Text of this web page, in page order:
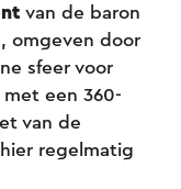
van de baron
omgeven door
sfeer voor
een 360-
van de
regelmatig